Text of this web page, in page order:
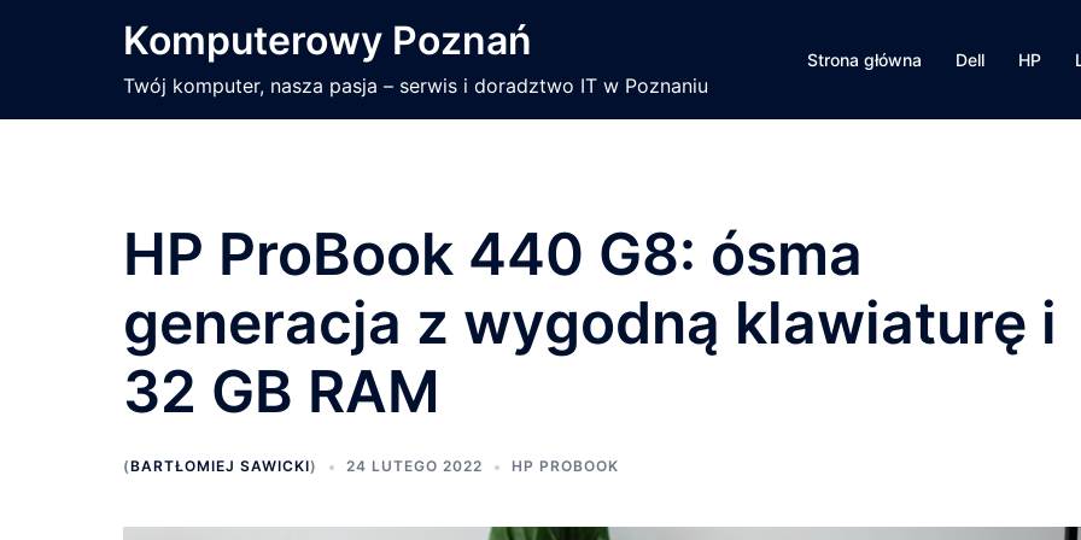
Komputerowy Poznań
Twój komputer, nasza pasja – serwis i doradztwo IT w Poznaniu
Strona główna Dell HP
HP ProBook 440 G8: ósma
generacja z wygodną klawiaturę i
32 GB RAM
(BARTŁOMIEJ SAWICKI) 24 LUTEGO 2022 HP PROBOOK